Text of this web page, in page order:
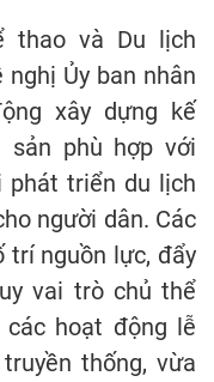
thao và Du lịch
Ủy ban nhân
xây dựng kế
sản phù hợp với
phát triển du lịch
người dân. Các
trí nguồn lực, đẩy
vai trò chủ thể
hoạt động lễ
thống, vừa